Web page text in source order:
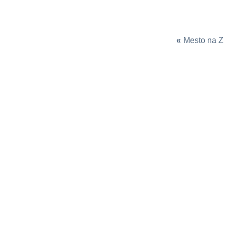
« Mesto na Z